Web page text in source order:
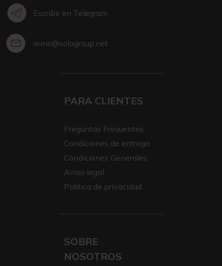
Escribir en Telegram
wine@sologroup.net
PARA CLIENTES
Preguntas Frequentes
Condiciones de entrega
Condiciones Generales
Aviso legal
Politica de privacidad
SOBRE
NOSOTROS